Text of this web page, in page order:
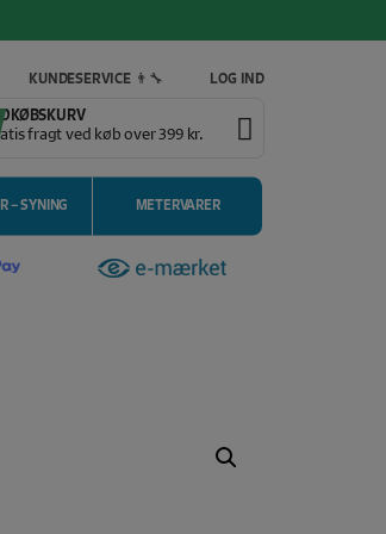
KUNDESERVICE 👨‍🔧 LOG IND
fragt ved køb over 399 kr.
– SYNING METERVARER